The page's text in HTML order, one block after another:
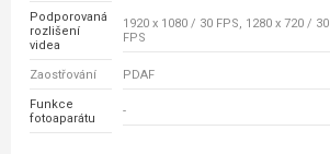
Podporovaná
rozlišení
videa
1920 x 1080 / 30 FPS, 1280 x 720 / 30
FPS
Zaostřování PDAF
Funkce
fotoaparátu
-